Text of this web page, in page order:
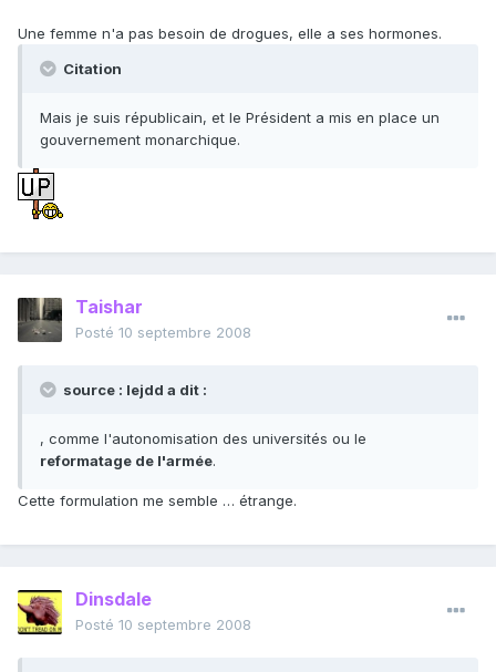
Une femme n'a pas besoin de drogues, elle a ses hormones.
Citation
Mais je suis républicain, et le Président a mis en place un
gouvernement monarchique.
Taishar
Posté 10 septembre 2008
source : lejdd a dit :
, comme l'autonomisation des universités ou le
reformatage de l'armée.
Cette formulation me semble … étrange.
Dinsdale
Posté 10 septembre 2008